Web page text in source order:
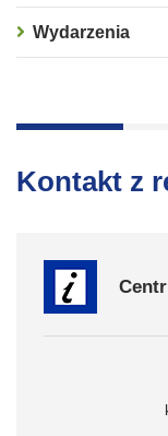
Wydarzenia
Kontakt z